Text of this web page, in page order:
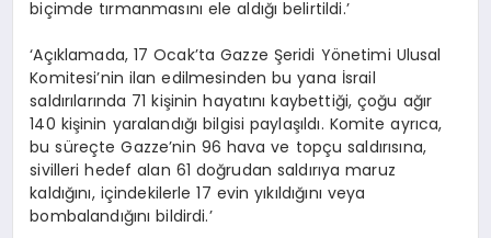
biçimde tırmanmasını ele aldığı belirtildi.’
‘Açıklamada, 17 Ocak’ta Gazze Şeridi Yönetimi Ulusal
Komitesi’nin ilan edilmesinden bu yana İsrail
saldırılarında 71 kişinin hayatını kaybettiği, çoğu ağır
140 kişinin yaralandığı bilgisi paylaşıldı. Komite ayrıca,
bu süreçte Gazze’nin 96 hava ve topçu saldırısına,
sivilleri hedef alan 61 doğrudan saldırıya maruz
kaldığını, içindekilerle 17 evin yıkıldığını veya
bombalandığını bildirdi.’